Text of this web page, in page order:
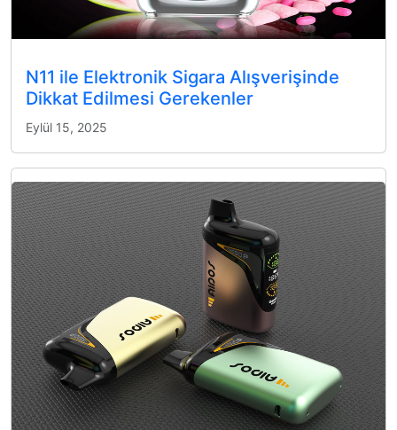
N11 ile Elektronik Sigara Alışverişinde
Dikkat Edilmesi Gerekenler
Eylül 15, 2025